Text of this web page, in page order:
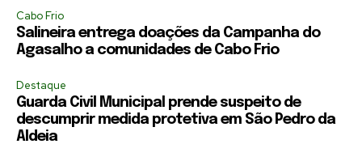
Cabo Frio
Salineira entrega doações da Campanha do
Agasalho a comunidades de Cabo Frio
Destaque
Guarda Civil Municipal prende suspeito de
descumprir medida protetiva em São Pedro da
Aldeia